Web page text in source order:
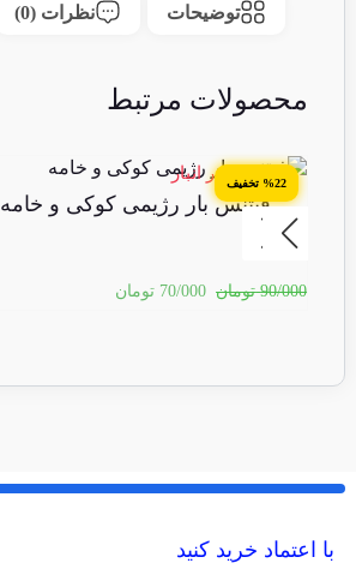
توضیحات نظرات (0)
محصولات مرتبط
%22 تخفیف
فیتنس بار رژیمی کوکی و خامه
90/000 تومان 70/000 تومان
با اعتماد خرید کنید